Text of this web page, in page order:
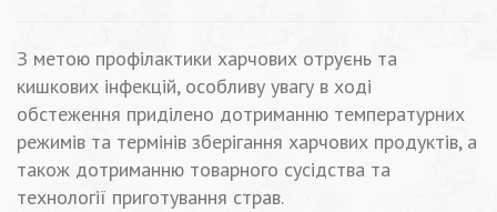
З метою профілактики харчових отруєнь та
кишкових інфекцій, особливу увагу в ході
обстеження приділено дотриманню температурних
режимів та термінів зберігання харчових продуктів, а
також дотриманню товарного сусідства та
технології приготування страв.